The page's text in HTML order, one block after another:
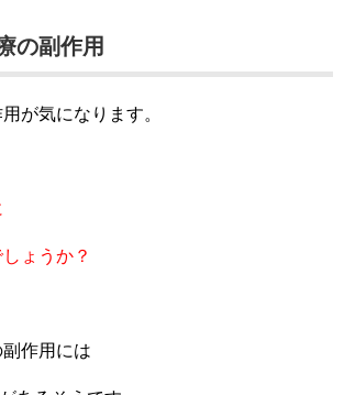
の副作用
が気になります。
ょうか？
作用には